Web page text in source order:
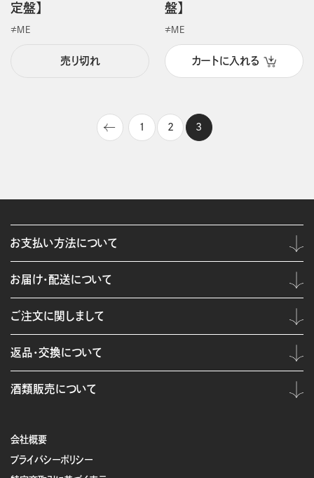
定盤】
≠ＭＥ
売り切れ
盤】
≠ＭＥ
カートに入れる
1 2 3
会社概要
プライバシーポリシー
お支払い方法について
お届け・配送について
ご注文に関しまして
返品・交換について
酒類販売について